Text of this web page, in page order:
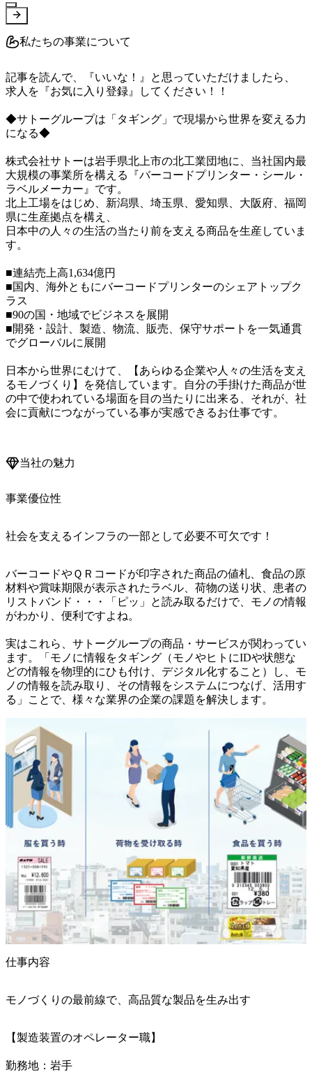
私たちの事業について
記事を読んで、『いいな！』と思っていただけましたら、
求人を『お気に入り登録』してください！！
◆サトーグループは「タギング」で現場から世界を変える力
になる◆
株式会社サトーは岩手県北上市の北工業団地に、当社国内最
大規模の事業所を構える『バーコードプリンター・シール・
ラベルメーカー』です。
北上工場をはじめ、新潟県、埼玉県、愛知県、大阪府、福岡
県に生産拠点を構え、
日本中の人々の生活の当たり前を支える商品を生産していま
す。
■連結売上高1,634億円
■国内、海外ともにバーコードプリンターのシェアトップク
ラス
■90の国・地域でビジネスを展開
■開発・設計、製造、物流、販売、保守サポートを一気通貫
でグローバルに展開
日本から世界にむけて、【あらゆる企業や人々の生活を支え
るモノづくり】を発信しています。自分の手掛けた商品が世
の中で使われている場面を目の当たりに出来る、それが、社
会に貢献につながっている事が実感できるお仕事です。
当社の魅力
事業優位性
社会を支えるインフラの一部として必要不可欠です！
バーコードやＱＲコードが印字された商品の値札、食品の原
材料や賞味期限が表示されたラベル、荷物の送り状、患者の
リストバンド・・・「ピッ」と読み取るだけで、モノの情報
がわかり、便利ですよね。
実はこれら、サトーグループの商品・サービスが関わってい
ます。「モノに情報をタギング（モノやヒトにIDや状態な
どの情報を物理的にひも付け、デジタル化すること）し、モ
ノの情報を読み取り、その情報をシステムにつなげ、活用す
る」ことで、様々な業界の企業の課題を解決します。
仕事内容
モノづくりの最前線で、高品質な製品を生み出す
【製造装置のオペレーター職】
勤務地：岩手